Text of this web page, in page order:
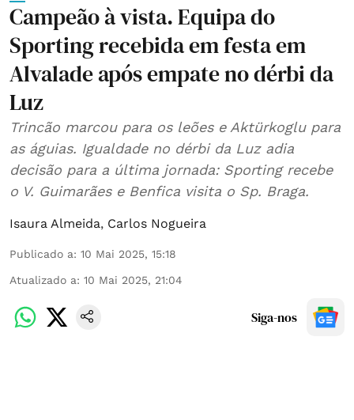
Campeão à vista. Equipa do
Sporting recebida em festa em
Alvalade após empate no dérbi da
Luz
Trincão marcou para os leões e Aktürkoglu para
as águias. Igualdade no dérbi da Luz adia
decisão para a última jornada: Sporting recebe
o V. Guimarães e Benfica visita o Sp. Braga.
Isaura Almeida, Carlos Nogueira
Publicado a: 10 Mai 2025, 15:18
Atualizado a: 10 Mai 2025, 21:04
Siga-nos